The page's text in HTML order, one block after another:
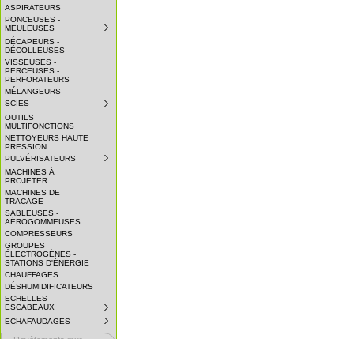
ASPIRATEURS
PONCEUSES -
MEULEUSES
DÉCAPEURS -
DÉCOLLEUSES
VISSEUSES -
PERCEUSES -
PERFORATEURS
MÉLANGEURS
SCIES
OUTILS
MULTIFONCTIONS
NETTOYEURS HAUTE
PRESSION
PULVÉRISATEURS
MACHINES À
PROJETER
MACHINES DE
TRAÇAGE
SABLEUSES -
AÉROGOMMEUSES
COMPRESSEURS
GROUPES
ÉLECTROGÈNES -
STATIONS D'ÉNERGIE
CHAUFFAGES
DÉSHUMIDIFICATEURS
ECHELLES -
ESCABEAUX
COLLAPSED.
CLICK
TO
ECHAFAUDAGES
COLLAPSED.